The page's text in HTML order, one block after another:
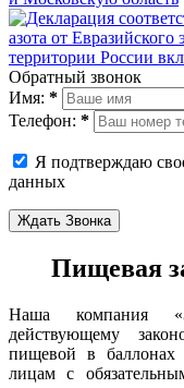
Обратный звонок
Имя: *
Телефон: *
Я подтверждаю
данных
Ждать Звонка
Пищевая
Наша компания
действующему
пищевой в
лицам с